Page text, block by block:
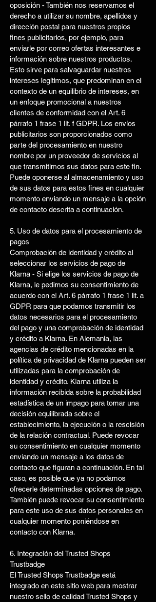
oposición - También nos reservamos el
derecho a utilizar su nombre, apellidos y
dirección postal para nuestros propios
fines publicitarios, por ejemplo, para
enviarle por correo ofertas interesantes e
información sobre nuestros productos.
Esto sirve para salvaguardar nuestros
intereses legítimos, que predominan en el
contexto de un equilibrio de intereses, en
un enfoque promocional a nuestros
clientes de conformidad con el Art. 6
párrafo 1 frase 1 lit. f GDPR. Los envíos
publicitarios son proporcionados como
parte del procesamiento en nuestro
nombre por un proveedor de servicios al
que transmitimos sus datos para este fin.
Puede oponerse al almacenamiento y uso
de sus datos para estos fines en cualquier
momento enviando un mensaje a la opción
de contacto descrita a continuación.
5. Uso de datos para el procesamiento de
pagos
Comprobación de identidad y crédito al
seleccionar los servicios de pago de
Klarna - Si elige los servicios de pago de
Klarna, le pedimos su consentimiento de
acuerdo con el Art. 6 párrafo 1 frase 1 lit. a
GDPR para que podamos transmitir los
datos necesarios para el procesamiento
del pago y una comprobación de identidad
y crédito a Klarna. En Alemania, las
agencias de crédito mencionadas en la
política de privacidad de Klarna pueden ser
utilizadas para la comprobación de
identidad y crédito. Klarna utiliza la
información recibida sobre la probabilidad
estadística de un impago para tomar una
decisión equilibrada sobre el
establecimiento, la ejecución o la rescisión
de la relación contractual. Puede revocar
su consentimiento en cualquier momento
enviando un mensaje a los datos de
contacto que figuran a continuación. En tal
caso, es posible que ya no podamos
ofrecerle determinadas opciones de pago.
También puede revocar su consentimiento
para este uso de sus datos personales en
cualquier momento poniéndose en
contacto con Klarna.
6. Integración del Trusted Shops
Trustbadge
El Trusted Shops Trustbadge está
integrado en este sitio web para mostrar
nuestro sello de calidad Trusted Shops y